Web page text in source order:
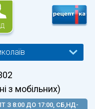
з мобільних)
З 8:00 ДО 17:00, СБ,НД-